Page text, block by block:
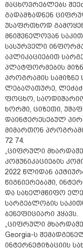
მაცხოვრებლებს
გადამზადნენ
უსაფრთხოდ
მნიშვნელოვან
სასურველი
აპლიკაციებით
პლატფორმების
პროგრამის
ლებაღათურე,
ფოცხო,
ხორში, ციზეთი,
დაინტერესებულ
მიმართონ
72 74.
„ციფრული
კომუნიკაციების
2022 წლიდან
წიგნიერებაში,
და სახელმწიფო
სარგებლობის
ბენეფიციარი ჰყავს.
„ციფრული
Georgia-ს
ინტერნეტიზაციის